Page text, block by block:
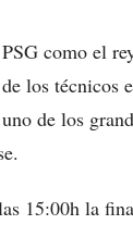
como el
los
de los
15:00h la